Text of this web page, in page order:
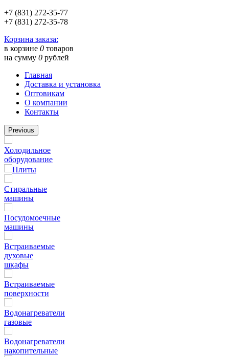
+7 (831) 272-35-77
+7 (831) 272-35-78
Корзина заказа:
в корзине 0 товаров
на сумму 0 рублей
Главная
Доставка и установка
Оптовикам
О компании
Контакты
Previous
Холодильное
оборудование
Плиты
Стиральные
машины
Посудомоечные
машины
Встраиваемые
духовые
шкафы
Встраиваемые
поверхности
Водонагреватели
газовые
Водонагреватели
накопительные